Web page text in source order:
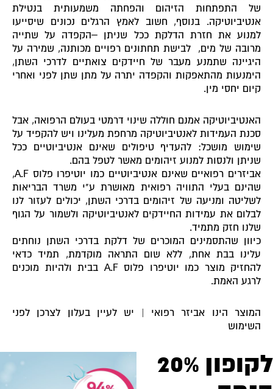
של התפתחות הזיהום והפחתה משמעותית בנטילת
אנטיביוטיקה. בנוסף, חשוב לאמץ הרגלים נכונים שיסייעו
למנוע את חזרת הדלקת ככל שניתן –הקפדה על שתייה
מרובה של מים, לבישת תחתונים רפויים מכותנה, שמירה על
היגיינה שתמנע מעבר של חיידקים צואתיים לדרכי השתן,
הימנעות מהתאפקות והקפדה יתרה על מתן שתן לפני ואחרי
קיום יחסי מין.
האנטיביוטיקה אמנם חוללה שינוי דרמטי בעולם הרפואה, אבל
סכנת העמידות לאנטיביוטיקה מרחפת מעלינו ויש להקפיד על
שימוש מושכל: להעדיף טיפולים שאינם אנטיביוטיים ככל
שניתן ולנסות למנוע זיהומים מאשר לטפל בהם.
אביזרים רפואיים שאינם אנטיביוטיים כמו יוטיפרו פלוס A.F,
שהינם בעלי התוויה רפואית מאושרת ע"י משרד הבריאות
לשליטה ומניעה של זיהומים בדרכי השתן, יכולים לעזור לנו
לבלום את עמידות החיידקים לאנטיביוטיקה ולשמור על הגוף
שלנו חזק מתמיד.
כיוון שהתסמינים המוכרים של דלקת בדרכי השתן נוחתים
עלינו בבת אחת, ללא שום התראה מוקדמת, תמיד כדאי
להחזיק מוצר כמו יוטיפרו פלוס A.F בבית ולהיות מוכנים
לרגע האמת.
המוצר הינו אביזר רפואי | יש לעיין בעלון לצרכן לפני
השימוש
לקופון 20%